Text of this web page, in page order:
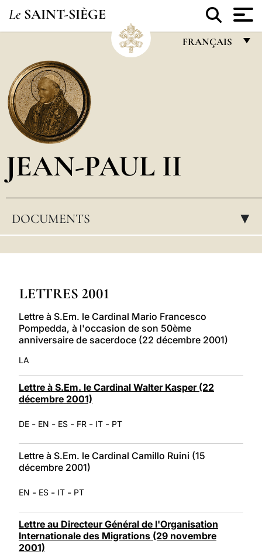
Le SAINT-SIÈGE
FRANÇAIS
POLSKI
JEAN-PAUL II
DOCUMENTS ▸
LETTRES 2001
Lettre à S.Em. le Cardinal Mario Francesco
Pompedda, à l'occasion de son 50ème
anniversaire de sacerdoce (22 décembre 2001)
LA
Lettre à S.Em. le Cardinal Walter Kasper (22
décembre 2001)
DE - EN - ES - FR - IT - PT
Lettre à S.Em. le Cardinal Camillo Ruini (15
décembre 2001)
EN - ES - IT - PT
Lettre au Directeur Général de l'Organisation
Internationale des Migrations (29 novembre
2001)